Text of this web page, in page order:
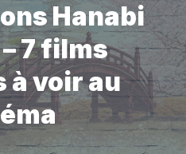
Hanabi
7 films
à voir au